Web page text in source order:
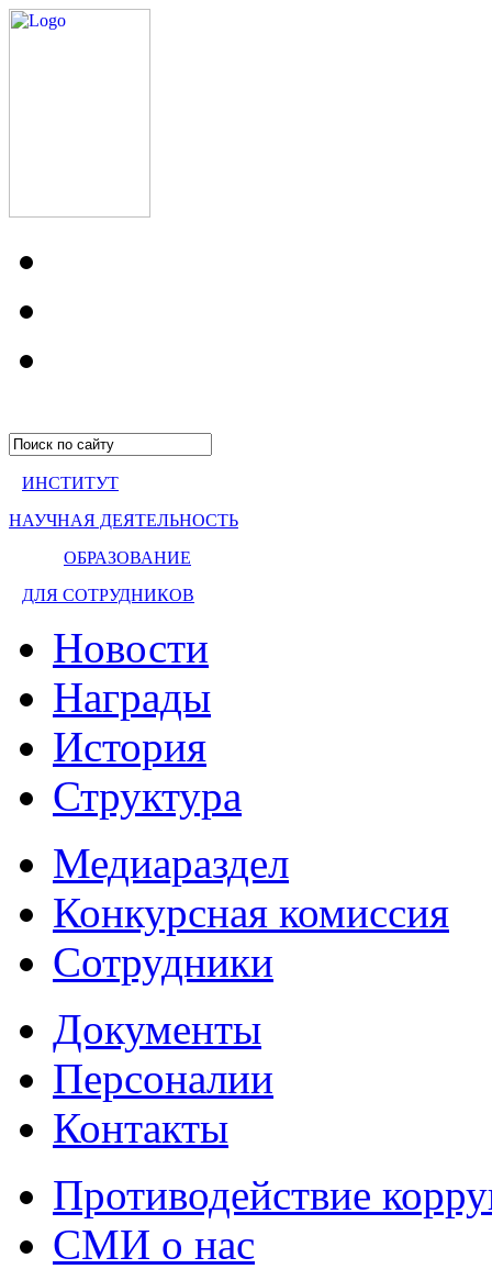
ИНСТИТУТ
НАУЧНАЯ ДЕЯТЕЛЬНОСТЬ
ОБРАЗОВАНИЕ
ДЛЯ СОТРУДНИКОВ
Новости
Награды
История
Структура
Медиараздел
Конкурсная комиссия
Сотрудники
Документы
Персоналии
Контакты
Противодействие
СМИ о нас